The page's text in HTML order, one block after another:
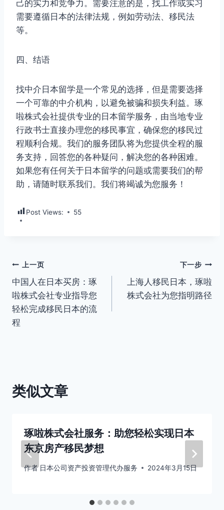
己的实力和竞争力。需要注意的是，找工作或实习
需要遵循日本的法律法规，例如劳动法、移民法
等。
四、结语
找中介日本留学是一个常见的选择，但是需要选择
一个可靠的中介机构，以避免被骗和损失利益。琢
啦株式会社提供专业的日本留学服务，由当地专业
行政书士直接办理您的移民事宜，确保您的移民过
程顺利合规。我们的服务团队将为您提供全程的服
务支持，回答您的各种疑问，解决您的各种困难。
如果您有任何关于日本留学的问题或需要我们的帮
助，请随时联系我们。我们将竭诚为您服务！
Post Views: 55
文
章
导
航
上一页
中国人在日本买房：琢
啦株式会社专业指导您
轻松完成移民日本的流
程
下一步
上海人移民日本，琢啦
株式会社为您指明路径
类似文章
琢啦株式会社服务：助您轻松实现日本
东京房产移民梦想
作者 日本公司资产投资管理代办服务 2024年3月15日